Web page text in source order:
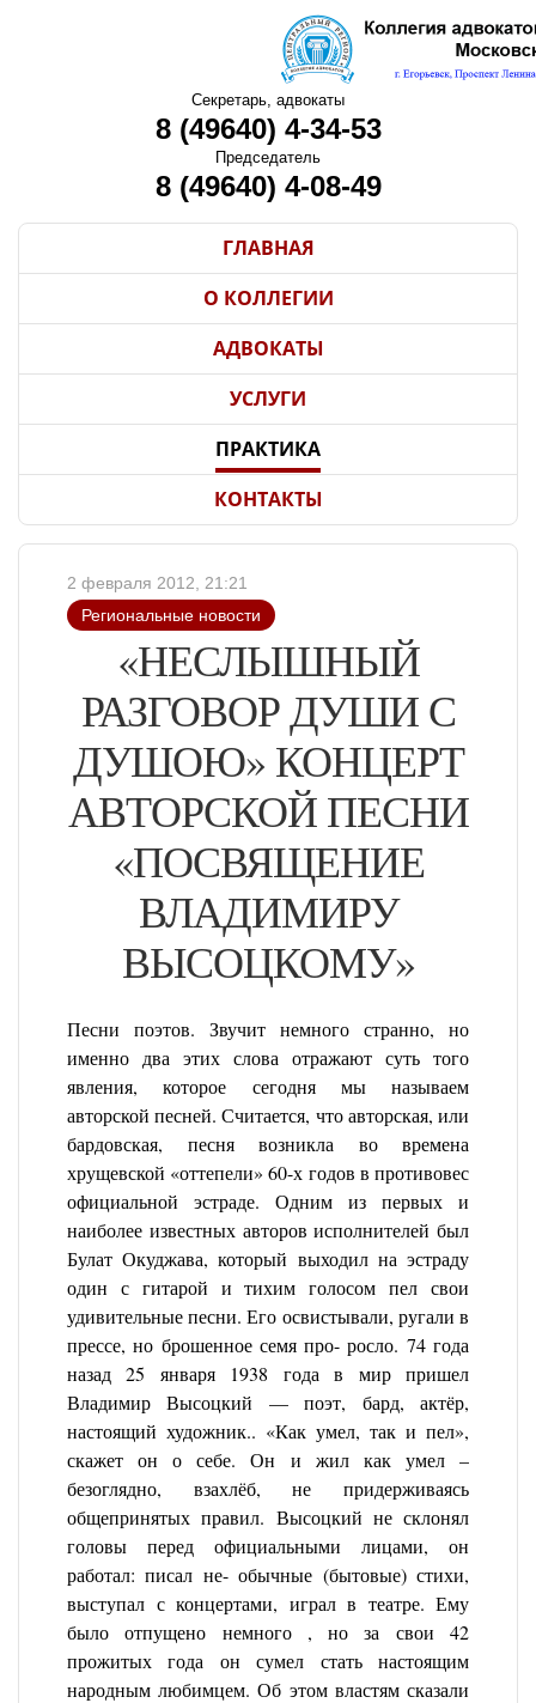
Секретарь, адвокаты
8 (49640) 4-34-53
Председатель
8 (49640) 4-08-49
ГЛАВНАЯ
О КОЛЛЕГИИ
АДВОКАТЫ
УСЛУГИ
ПРАКТИКА
КОНТАКТЫ
2 февраля 2012, 21:21
Региональные новости
«НЕСЛЫШНЫЙ
РАЗГОВОР ДУШИ С
ДУШОЮ» КОНЦЕРТ
АВТОРСКОЙ ПЕСНИ
«ПОСВЯЩЕНИЕ
ВЛАДИМИРУ
ВЫСОЦКОМУ»
Песни поэтов. Звучит немного странно, но
именно два этих слова отражают суть того
явления, которое сегодня мы называем
авторской песней. Считается, что авторская, или
бардовская, песня возникла во времена
хрущевской «оттепели» 60-х годов в противовес
официальной эстраде. Одним из первых и
наиболее известных авторов исполнителей был
Булат Окуджава, который выходил на эстраду
один с гитарой и тихим голосом пел свои
удивительные песни. Его освистывали, ругали в
прессе, но брошенное семя про- росло. 74 года
назад 25 января 1938 года в мир пришел
Владимир Высоцкий — поэт, бард, актёр,
настоящий художник.. «Как умел, так и пел»,
скажет он о себе. Он и жил как умел –
безоглядно, взахлёб, не придерживаясь
общепринятых правил. Высоцкий не склонял
головы перед официальными лицами, он
работал: писал не- обычные (бытовые) стихи,
выступал с концертами, играл в театре. Ему
было отпущено немного , но за свои 42
прожитых года он сумел стать настоящим
народным любимцем. Об этом властям сказали